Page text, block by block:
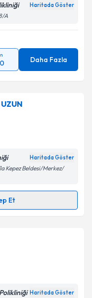
Haritada Göster
A
Daha Fazla
Haritada Göster
Kepez Beldesi/Merkez/
Et
randevu almanız
posta ile
Haritada Göster